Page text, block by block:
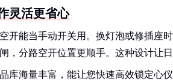
灵活更省心
开能当手动开关用。换灯泡或修插座
，分路空开位置更顺手。这种设计让
库海量丰富，能让您快速高效锁定心